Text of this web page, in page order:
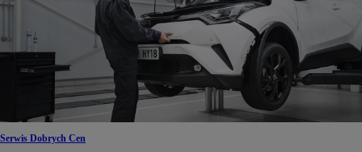
Serwis Dobrych Cen